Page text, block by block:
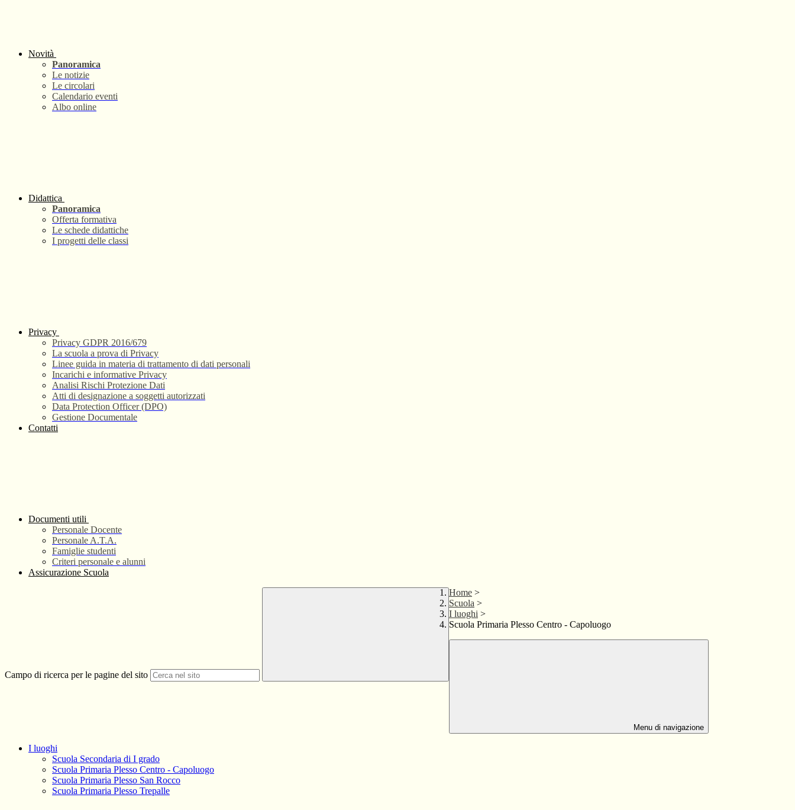
Novità
Panoramica
Le notizie
Le circolari
Calendario eventi
Albo online
Didattica
Panoramica
Offerta formativa
Le schede didattiche
I progetti delle classi
Privacy
Privacy GDPR 2016/679
La scuola a prova di Privacy
Linee guida in materia di trattamento di dati personali
Incarichi e informative Privacy
Analisi Rischi Protezione Dati
Atti di designazione a soggetti autorizzati
Data Protection Officer (DPO)
Gestione Documentale
Contatti
Documenti utili
Personale Docente
Personale A.T.A.
Famiglie studenti
Criteri personale e alunni
Assicurazione Scuola
Campo di ricerca per le pagine del sito
Home >
Scuola >
I luoghi >
Scuola Primaria Plesso Centro - Capoluogo
Menu di navigazione
I luoghi
Scuola Secondaria di I grado
Scuola Primaria Plesso Centro - Capoluogo
Scuola Primaria Plesso San Rocco
Scuola Primaria Plesso Trepalle